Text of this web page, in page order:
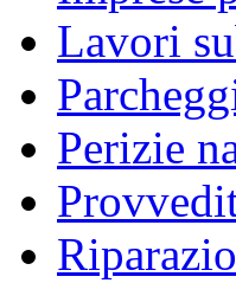
Lavori
Perizie